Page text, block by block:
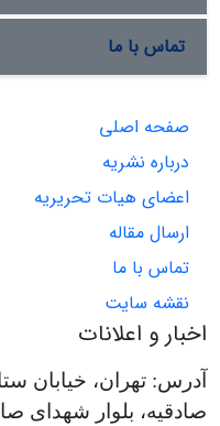
تماس با ما
صفحه اصلی
درباره نشریه
اعضای هیات تحریریه
ارسال مقاله
تماس با ما
نقشه سایت
اخبار و اعلانات
آدرس: تهران، خیابان